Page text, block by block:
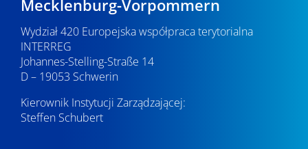
Mecklenburg-Vorpommern
Wydział 420 Europejska współpraca terytorialna
INTERREG
Johannes-Stelling-Straße 14
D – 19053 Schwerin
Kierownik Instytucji Zarządzającej:
Steffen Schubert